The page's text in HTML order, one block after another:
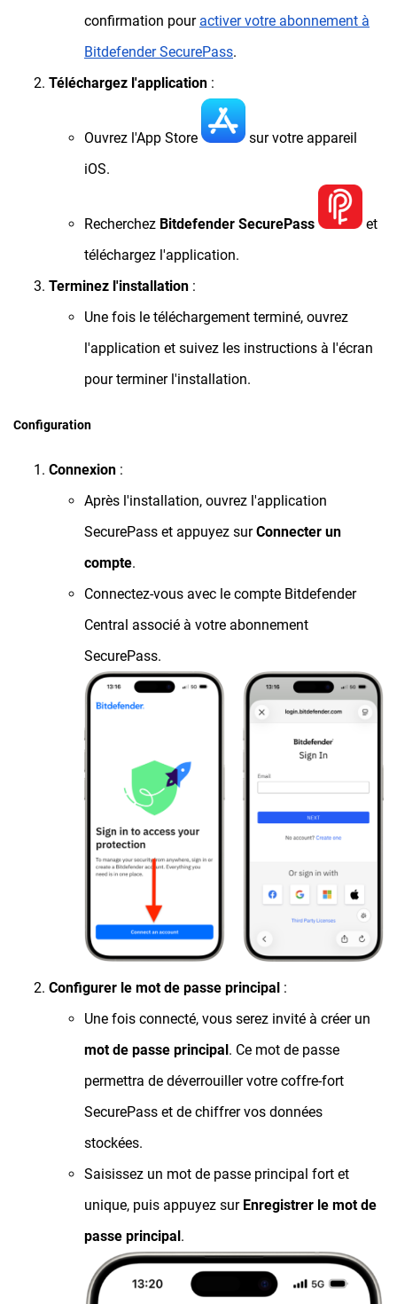
confirmation pour activer votre abonnement à
Bitdefender SecurePass.
Téléchargez l'application :
Ouvrez l'App Store
sur votre appareil
iOS.
Recherchez Bitdefender SecurePass
et
téléchargez l'application.
Terminez l'installation :
Une fois le téléchargement terminé, ouvrez
l'application et suivez les instructions à l'écran
pour terminer l'installation.
Configuration
Connexion :
Après l'installation, ouvrez l'application
SecurePass et appuyez surConnecter un
compte.
Connectez-vous avec le compte Bitdefender
Central associé à votre abonnement
SecurePass.
Configurer le mot de passe principal :
Une fois connecté, vous serez invité à créer un
mot de passe principal. Ce mot de passe
permettra de déverrouiller votre coffre-fort
SecurePass et de chiffrer vos données
stockées.
Saisissez un mot de passe principal fort et
unique, puis appuyez sur Enregistrer le mot de
passe principal.